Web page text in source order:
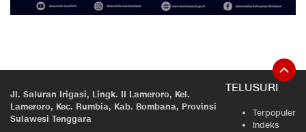
Jl. Saluran Irigasi, Lingk. II Lameroro, Kel.
Lameroro, Kec. Rumbia, Kab. Bombana, Provinsi
Sulawesi Tenggara
TELUSURI
Terpopuler
Indeks